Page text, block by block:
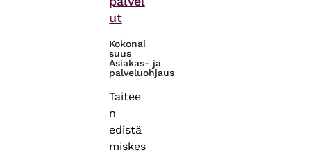
ut
Kokonai
suus
Asiakas- ja
palveluohjaus
Taitee
n
edistä
miskes